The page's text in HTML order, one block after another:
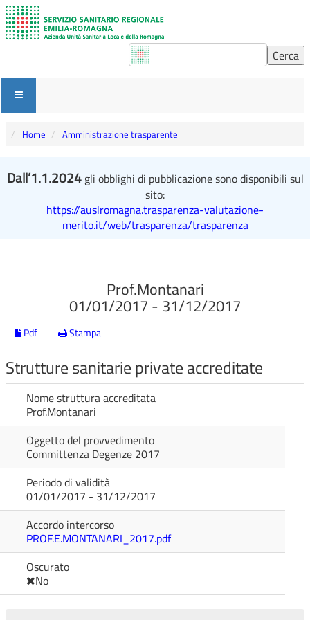
Home Amministrazione trasparente
Dall’1.1.2024gli obblighi di pubblicazione sono disponibili sul
sito:
https://auslromagna.trasparenza-valutazione-
merito.it/web/trasparenza/trasparenza
Prof.Montanari
01/01/2017 - 31/12/2017
Pdf Stampa
Strutture sanitarie private accreditate
Nome struttura accreditata
Prof.Montanari
Oggetto del provvedimento
Committenza Degenze 2017
Periodo di validità
01/01/2017 - 31/12/2017
Accordo intercorso
PROF.E.MONTANARI_2017.pdf
Oscurato
No